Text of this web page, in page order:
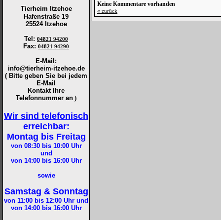
Tierheim Itzehoe
Hafenstraße 19
25524 Itzehoe
Tel : 04821 94200
Fax: 04821 94290
E-Mail:
info@tierheim-itzehoe.de
( Bitte geben Sie bei jedem
E-Mail
Kontakt Ihre
Telefonnummer an )
Wir sind telefonisch
erreichbar:
Montag bis Freitag
von 08:30 bis 10:00Uhr
und
von 14:00 bis 16:00Uhr
sowie
Samstag & Sonntag
von 11:00 bis 12:00 Uhr und
von 14:00 bis 16:00Uhr
Keine Kommentare vorhanden
« zurück